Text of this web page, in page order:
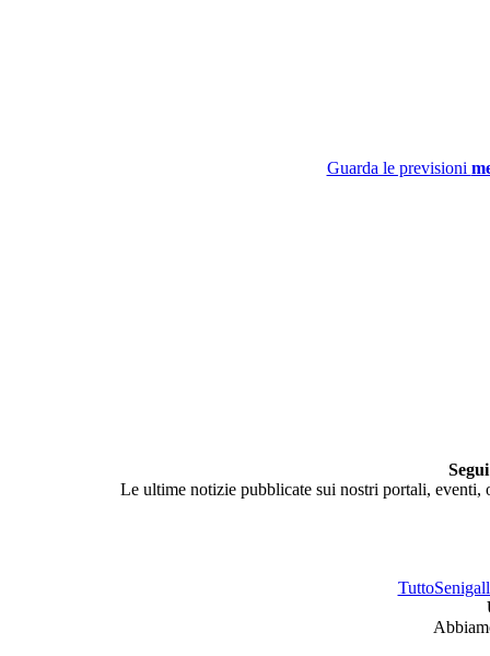
Guarda le previsioni
Le ultime notizie pubblicate sui nostri portali,